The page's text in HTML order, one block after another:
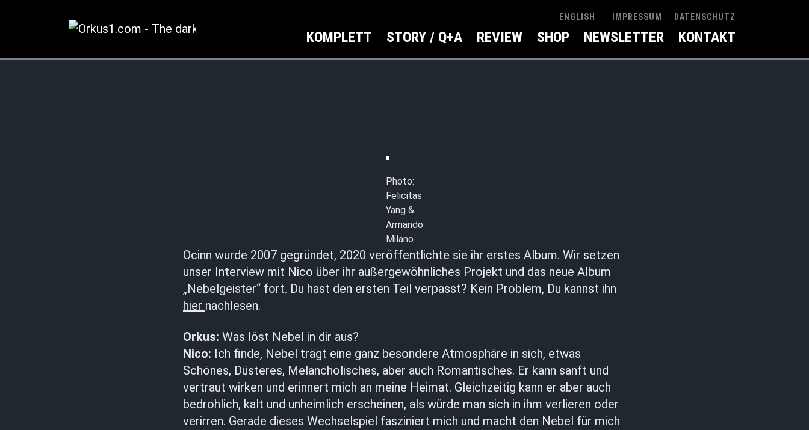
ENGLISH IMPRESSUM DATENSCHUTZ
KOMPLETT STORY / Q+A REVIEW SHOP NEWSLETTER KONTAKT
Photo:
Felicitas
Yang &
Armando
Milano
Ocinn wurde 2007 gegründet, 2020 veröffentlichte sie ihr erstes Album. Wir setzen
unser Interview mit Nico über ihr außergewöhnliches Projekt und das neue Album
„Nebelgeister“ fort. Du hast den ersten Teil verpasst? Kein Problem, Du kannst ihn
hier nachlesen.
Orkus: Was löst Nebel in dir aus?
Nico: Ich finde, Nebel trägt eine ganz besondere Atmosphäre in sich, etwas
Schönes, Düsteres, Melancholisches, aber auch Romantisches. Er kann sanft und
vertraut wirken und erinnert mich an meine Heimat. Gleichzeitig kann er aber auch
bedrohlich, kalt und unheimlich erscheinen, als würde man sich in ihm verlieren oder
verirren. Gerade dieses Wechselspiel fasziniert mich und macht den Nebel für mich